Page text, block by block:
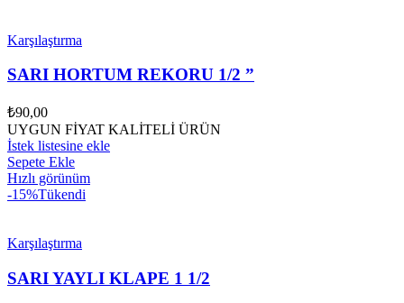
Karşılaştırma
SARI HORTUM REKORU 1/2 ”
₺90,00
UYGUN FİYAT KALİTELİ ÜRÜN
İstek listesine ekle
Sepete Ekle
Hızlı görünüm
-15%Tükendi
Karşılaştırma
SARI YAYLI KLAPE 1 1/2